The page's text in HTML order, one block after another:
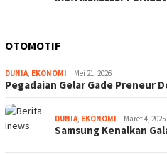
OTOMOTIF
DUNIA, EKONOMI Mei 21, 2026
Pegadaian Gelar Gade Preneur
DUNIA, EKONOMI Maret 4, 2025
Samsung Kenalkan